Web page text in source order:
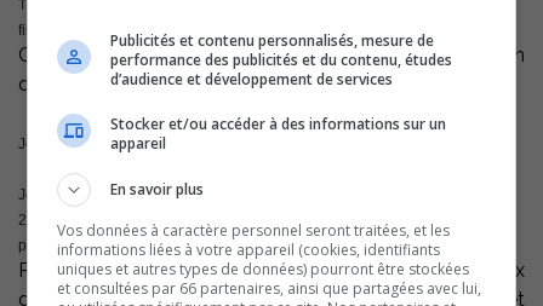
Tracy, est Jennyfer, née le premier janvier 2013, à 8h05. À la naissance la
fillette pesait 5 livres et 15 onces et mesurait 19 pouces.
C’est le docteur Yvon Mallette qui veillait au bon
déroulement de l’accouchement.
Jennyfer est la fille de Nancy Lyonnais et Alexandre Paul, deux sorelois.
Jennyfer est le deuxième enfant de la famille puisqu’elle a un grand frère de
2 3/4 ans. Aux dires de la mère, Wylliam s’impose déjà en protecteur de sa
petite soeur.
Rappelons que depuis près de deux ans, deux
gynécologues réputés, les docteurs Oleg Soroko et
Publicités et contenu personnalisés, mesure de
performance des publicités et du contenu, études
d’audience et développement de services
Stocker et/ou accéder à des informations sur un
appareil
En savoir plus
Vos données à caractère personnel seront traitées, et les
informations liées à votre appareil (cookies, identifiants
uniques et autres types de données) pourront être stockées
et consultées par 66 partenaires, ainsi que partagées avec lui,